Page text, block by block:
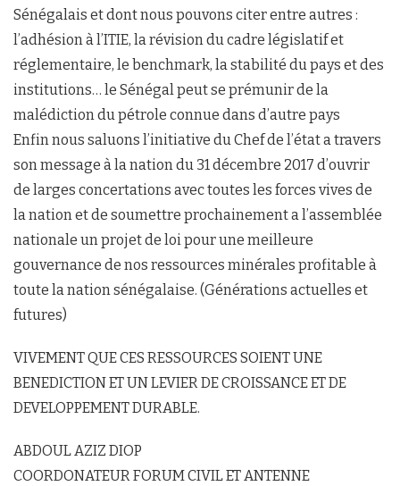
Sénégalais et dont nous pouvons citer entre autres :
l’adhésion à l’ITIE, la révision du cadre législatif et
réglementaire, le benchmark, la stabilité du pays et des
institutions… le Sénégal peut se prémunir de la
malédiction du pétrole connue dans d’autre pays
Enfin nous saluons l’initiative du Chef de l’état a travers
son message à la nation du 31 décembre 2017 d’ouvrir
de larges concertations avec toutes les forces vives de
la nation et de soumettre prochainement a l’assemblée
nationale un projet de loi pour une meilleure
gouvernance de nos ressources minérales profitable à
toute la nation sénégalaise. (Générations actuelles et
futures)
VIVEMENT QUE CES RESSOURCES SOIENT UNE
BENEDICTION ET UN LEVIER DE CROISSANCE ET DE
DEVELOPPEMENT DURABLE.
ABDOUL AZIZ DIOP
COORDONATEUR FORUM CIVIL ET ANTENNE